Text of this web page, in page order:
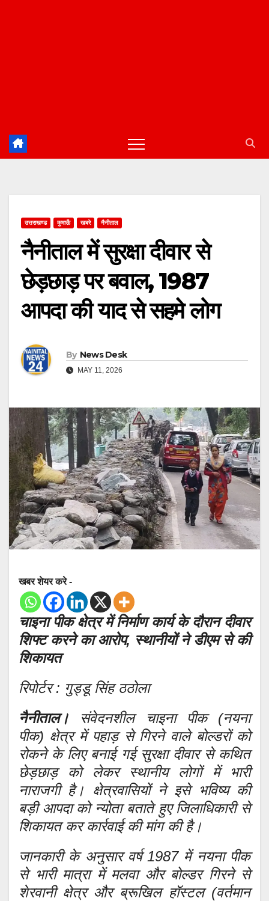
उत्तराखण्ड कुमाऊँ खबरे नैनीताल
नैनीताल में सुरक्षा दीवार से
छेड़छाड़ पर बवाल, 1987
आपदा की याद से सहमे लोग
By News Desk
MAY 11, 2026
खबर शेयर करे -
चाइना पीक क्षेत्र में निर्माण कार्य के दौरान दीवार
शिफ्ट करने का आरोप, स्थानीयों ने डीएम से की
शिकायत
रिपोर्टर : गुड्डू सिंह ठठोला
नैनीताल। संवेदनशील चाइना पीक (नयना
पीक) क्षेत्र में पहाड़ से गिरने वाले बोल्डरों को
रोकने के लिए बनाई गई सुरक्षा दीवार से कथित
छेड़छाड़ को लेकर स्थानीय लोगों में भारी
नाराजगी है। क्षेत्रवासियों ने इसे भविष्य की
बड़ी आपदा को न्योता बताते हुए जिलाधिकारी से
शिकायत कर कार्रवाई की मांग की है।
जानकारी के अनुसार वर्ष 1987 में नयना पीक
से भारी मात्रा में मलवा और बोल्डर गिरने से
शेरवानी क्षेत्र और ब्रूखिल हॉस्टल (वर्तमान